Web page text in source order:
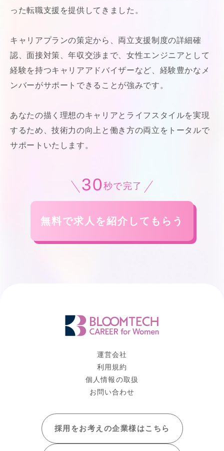
った転職支援を提供してきました。
キャリアプランの策定から、両立支援制度の詳細確
認、面接対策、年収交渉まで、女性エンジニアとして
経験を持つキャリアアドバイザーなど、経験豊かなメ
ンバーがサポートできることが強みです。
あなたの描く理想のキャリアとライフスタイルを実現
するため、技術力の向上と働き方の両立をトータルで
サポートいたします。
30 秒で完了
無料で求人を紹介してもらう
運営会社
利用規約
個人情報の取扱
お問い合わせ
採用をお考えの企業様はこちら